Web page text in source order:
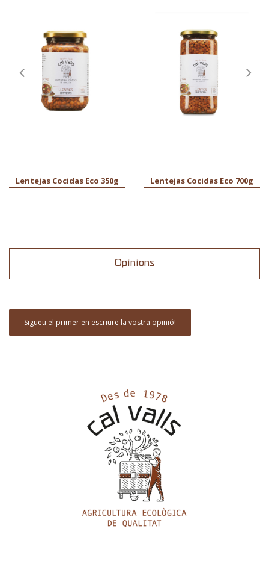
Lentejas Cocidas Eco 350g Lentejas Cocidas Eco 700g
Opinions
Sigueu el primer en escriure la vostra opinió!